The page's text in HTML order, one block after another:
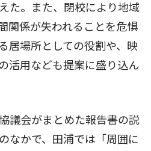
た。また、閉校により地域
関係が失われることを危惧
居場所としての役割や、映
活用なども提案に盛り込ん
議会がまとめた報告書の説
なかで、田浦では「周囲に